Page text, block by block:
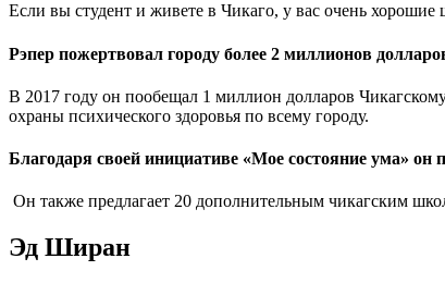
Если вы студент и живете в Чикаго, у вас очень
Рэпер пожертвовал городу более 2 миллионов
В 2017 году он пообещал 1 миллион долларов
охраны психического здоровья по всему городу.
Благодаря своей инициативе «Мое состояние ума» он
Он также предлагает 20 дополнительным чикагским
Эд Ширан